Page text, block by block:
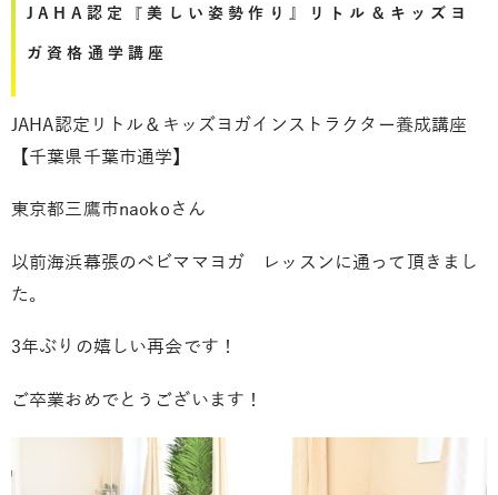
JAHA認定『美しい姿勢作り』リトル＆キッズヨ
ガ資格通学講座
JAHA認定リトル＆キッズヨガインストラクター養成講座
【千葉県千葉市通学】
東京都三鷹市naokoさん
以前海浜幕張のベビママヨガ レッスンに通って頂きまし
た。
3年ぶりの嬉しい再会です！
ご卒業おめでとうございます！